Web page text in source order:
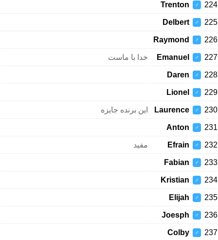
224
♂
Trenton
225
♂
Delbert
226
♂
Raymond
227
♂
Emanuel خدا با ماست
228
♂
Daren
229
♂
Lionel
230
♂
Laurence این برنده جایزه
231
♂
Anton
232
♂
Efrain مفید
233
♂
Fabian
234
♂
Kristian
235
♂
Elijah
236
♂
Joesph
237
♂
Colby